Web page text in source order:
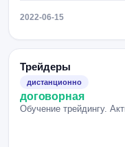
2022-06-15
Трейдеры
дистанционно
договорная
Обучение трейдингу.